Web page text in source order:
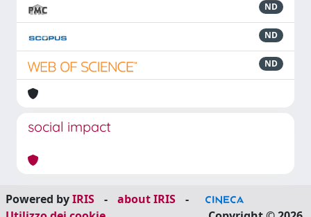
ND
ND
ND
social impact
Powered byIRIS - about IRIS
-